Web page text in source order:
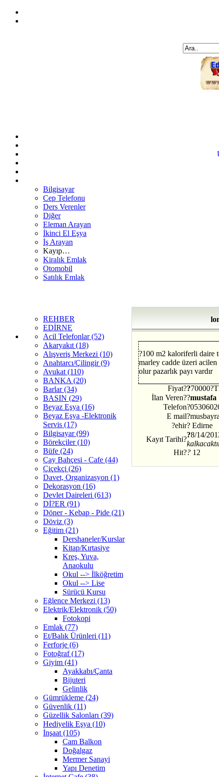
Bilgisayar
Cep Telefonu
Ders Verenler
Diğer
Eleman Arayan
İkinci El Eşya
İş Arayan
Kayıp…
Kiralık Emlak
Otomobil
Satılık Emlak
REHBER
EDİRNE
Acil Telefonlar (52)
Akaryakıt (18)
Alışveriş Merkezi (10)
Anahtarcı/Çilingir (9)
Avukat (110)
BANKA (20)
Barlar (34)
BASIN (29)
Beyaz Eşya (16)
Beyaz Eşya -Elektronik
Servis (17)
Bilgisayar (99)
Börekçiler (10)
Büfe (24)
Çay Bahçesi - Cafe (44)
Çiçekçi (26)
Davet, Organizasyon (1)
Dekorasyon (16)
Devlet Daireleri (613)
Dİ?ER (91)
Döner - Kebap - Pide (21)
Döviz (3)
Eğitim (21)
Dershaneler/Kurslar
Kitap/Kırtasiye
Kreş, Yuva,
Anaokulu
Okul --> İlköğretim
Okul --> Lise
Sürücü Kursu
Eğlence Merkezi (13)
Elektrik/Elektronik (50)
Fotokopi
Emlak (77)
Et/Balık Ürünleri (11)
Ferforje (6)
Fotoğraf (17)
Giyim (41)
Ayakkabı/Çanta
Bijuteri
Gelinlik
Gümrükleme (24)
Güvenlik (11)
Güzellik Salonları (39)
Hediyelik Eşya (10)
İnşaat (105)
Cam Balkon
Doğalgaz
Mermer Sanayi
Yapı Denetim
?100 m2 kaloriferli daire
marley cadde üzeri acilen
olur pazarlık payı vardır
Fiyat??
İlan Veren??
Telefon?
E mail
?ehir? Edirne
Kayıt Tarihi?
?8/14/
Hit?? 12